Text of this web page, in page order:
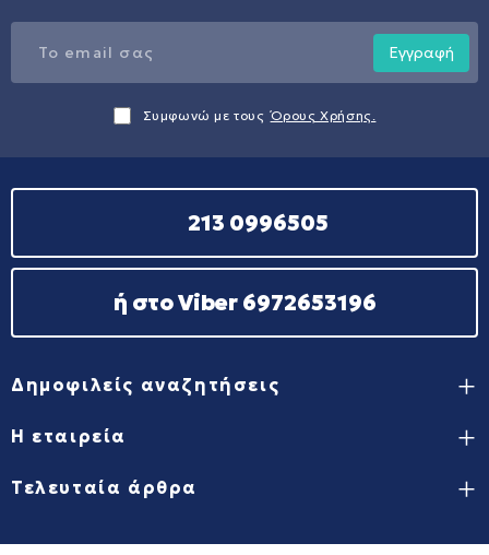
Εγγραφή
Συμφωνώ με τους Όρους Χρήσης.
213 0996505
ή στο Viber 6972653196
Δημοφιλείς αναζητήσεις
Η εταιρεία
Τελευταία άρθρα